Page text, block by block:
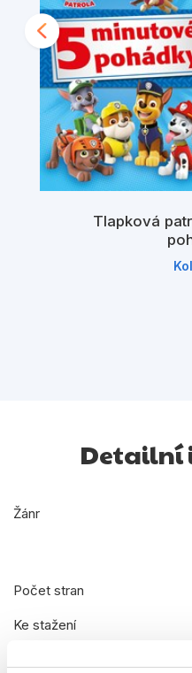
Tlapková
Detailní
Žánr
Počet stran
Ke stažení